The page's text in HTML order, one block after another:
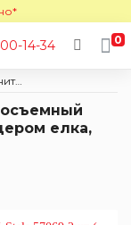
14-34 0
Дополнительные принадлежности
елка,